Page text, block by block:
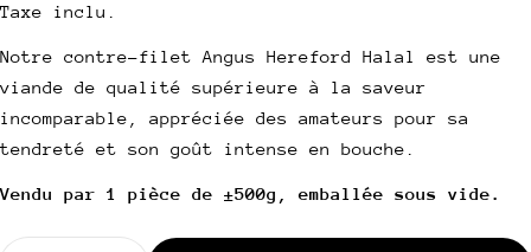
de
habituel
UNITAIRE
Taxe inclu.
Notre contre-filet Angus Hereford Halal est une
viande de qualité supérieure à la saveur
incomparable, appréciée des amateurs pour sa
tendreté et son goût intense en bouche.
Vendu par 1 pièce de ±500g, emballée sous vide.
Partager ce produit
Partager
Copie
sur
Partager
sur
Épingler
sur
Votre
Votre